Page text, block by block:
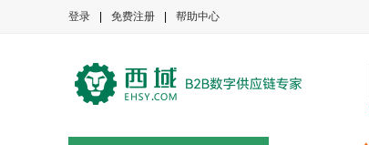
登录 免费注册 帮助中心